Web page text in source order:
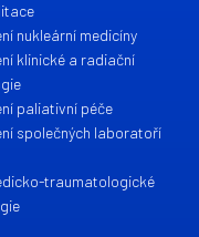
nukleární medicíny
klinické a radiační
paliativní péče
společných laboratoří
traumatologické